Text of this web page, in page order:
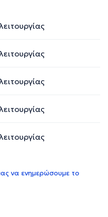
να ενημερώσουμε το